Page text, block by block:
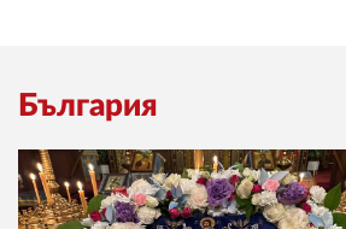
България